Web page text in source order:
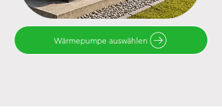
Wärmepumpe auswählen